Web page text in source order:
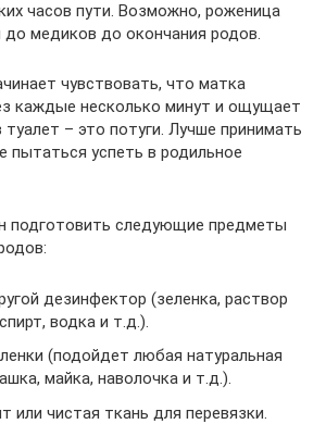
часов пути. Возможно, роженица
до медиков до окончания родов.
чувствовать, что матка
каждые несколько минут и ощущает
– это потуги. Лучше принимать
пытаться успеть в родильное
подготовить следующие предметы
дезинфектор (зеленка, раствор
водка и т.д.).
(подойдет любая натуральная
майка, наволочка и т.д.).
или чистая ткань для перевязки.